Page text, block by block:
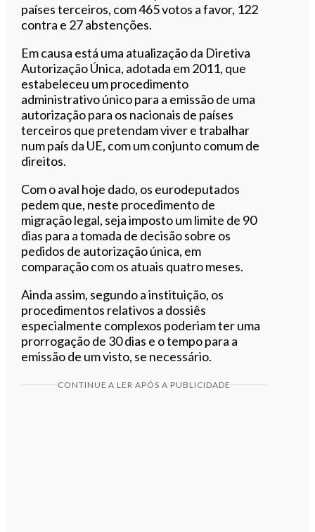
países terceiros, com 465 votos a favor, 122
contra e 27 abstenções.
Em causa está uma atualização da Diretiva
Autorização Única, adotada em 2011, que
estabeleceu um procedimento
administrativo único para a emissão de uma
autorização para os nacionais de países
terceiros que pretendam viver e trabalhar
num país da UE, com um conjunto comum de
direitos.
Com o aval hoje dado, os eurodeputados
pedem que, neste procedimento de
migração legal, seja imposto um limite de 90
dias para a tomada de decisão sobre os
pedidos de autorização única, em
comparação com os atuais quatro meses.
Ainda assim, segundo a instituição, os
procedimentos relativos a dossiês
especialmente complexos poderiam ter uma
prorrogação de 30 dias e o tempo para a
emissão de um visto, se necessário.
CONTINUE A LER APÓS A PUBLICIDADE